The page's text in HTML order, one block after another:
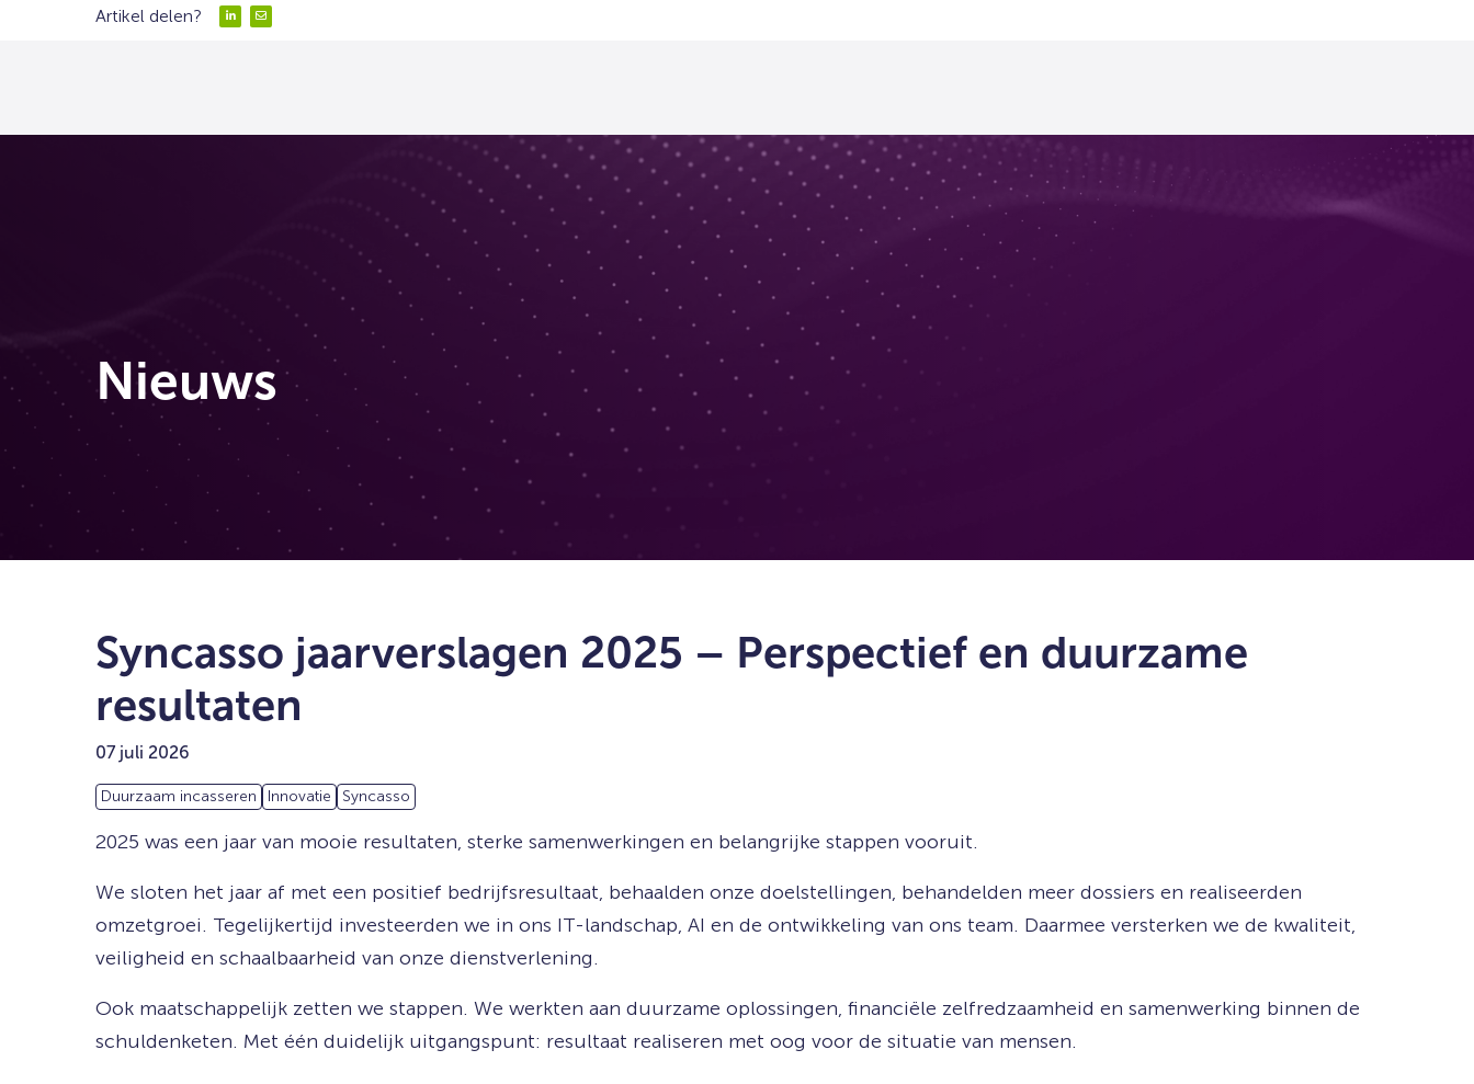
Artikel delen?
DelenDelen
Nieuws
Syncasso jaarverslagen 2025 – Perspectief en duurzame
resultaten
07 juli 2026
Duurzaam incasseren Innovatie Syncasso
2025 was een jaar van mooie resultaten, sterke samenwerkingen en belangrijke stappen vooruit.
We sloten het jaar af met een positief bedrijfsresultaat, behaalden onze doelstellingen, behandelden meer dossiers en realiseerden
omzetgroei. Tegelijkertijd investeerden we in ons IT-landschap, AI en de ontwikkeling van ons team. Daarmee versterken we de kwaliteit,
veiligheid en schaalbaarheid van onze dienstverlening.
Ook maatschappelijk zetten we stappen. We werkten aan duurzame oplossingen, financiële zelfredzaamheid en samenwerking binnen de
schuldenketen. Met één duidelijk uitgangspunt: resultaat realiseren met oog voor de situatie van mensen.